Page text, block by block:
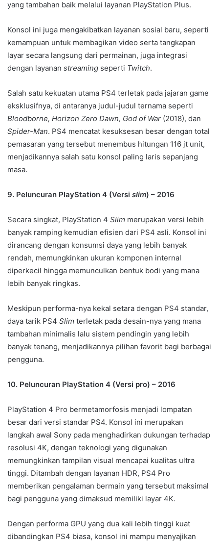
yang tambahan baik melalui layanan PlayStation Plus.
Konsol ini juga mengakibatkan layanan sosial baru, seperti
kemampuan untuk membagikan video serta tangkapan
layar secara langsung dari permainan, juga integrasi
dengan layanan streaming seperti Twitch.
Salah satu kekuatan utama PS4 terletak pada jajaran game
eksklusifnya, di antaranya judul-judul ternama seperti
Bloodborne, Horizon Zero Dawn, God of War (2018), dan
Spider-Man. PS4 mencatat kesuksesan besar dengan total
pemasaran yang tersebut menembus hitungan 116 jt unit,
menjadikannya salah satu konsol paling laris sepanjang
masa.
9. Peluncuran PlayStation 4 (Versi slim) – 2016
Secara singkat, PlayStation 4 Slim merupakan versi lebih
banyak ramping kemudian efisien dari PS4 asli. Konsol ini
dirancang dengan konsumsi daya yang lebih banyak
rendah, memungkinkan ukuran komponen internal
diperkecil hingga memunculkan bentuk bodi yang mana
lebih banyak ringkas.
Meskipun performa-nya kekal setara dengan PS4 standar,
daya tarik PS4 Slim terletak pada desain-nya yang mana
tambahan minimalis lalu sistem pendingin yang lebih
banyak tenang, menjadikannya pilihan favorit bagi berbagai
pengguna.
10. Peluncuran PlayStation 4 (Versi pro) – 2016
PlayStation 4 Pro bermetamorfosis menjadi lompatan
besar dari versi standar PS4. Konsol ini merupakan
langkah awal Sony pada menghadirkan dukungan terhadap
resolusi 4K, dengan teknologi yang digunakan
memungkinkan tampilan visual mencapai kualitas ultra
tinggi. Ditambah dengan layanan HDR, PS4 Pro
memberikan pengalaman bermain yang tersebut maksimal
bagi pengguna yang dimaksud memiliki layar 4K.
Dengan performa GPU yang dua kali lebih tinggi kuat
dibandingkan PS4 biasa, konsol ini mampu menyajikan